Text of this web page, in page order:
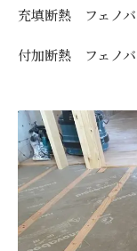
充填断熱 フェノバ
付加断熱 フェノバ